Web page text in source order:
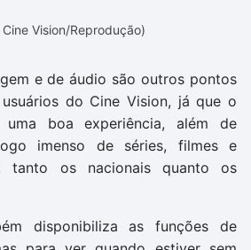
Cine Vision/Reprodução)
e de áudio são outros pontos
do Cine Vision, já que o
uma boa experiência, além de
imenso de séries, filmes e
tanto os nacionais quanto os
disponibiliza as funções de